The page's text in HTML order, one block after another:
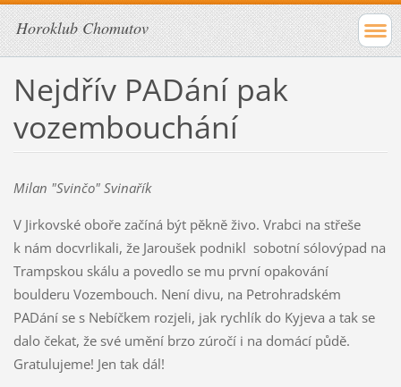
Horoklub Chomutov
Nejdřív PADání pak
vozembouchání
Milan "Svinčo" Svinařík
V Jirkovské oboře začíná být pěkně živo. Vrabci na střeše
k nám docvrlikali, že Jaroušek podnikl sobotní sólovýpad na
Trampskou skálu a povedlo se mu první opakování
boulderu Vozembouch. Není divu, na Petrohradském
PADání se s Nebíčkem rozjeli, jak rychlík do Kyjeva a tak se
dalo čekat, že své umění brzo zúročí i na domácí půdě.
Gratulujeme! Jen tak dál!